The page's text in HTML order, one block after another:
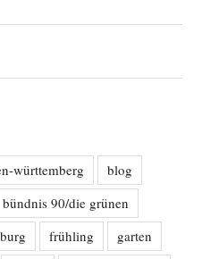
württemberg
blog
bündnis 90/die grünen
frühling
garten